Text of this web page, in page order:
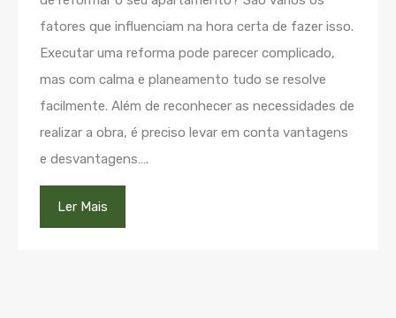
fatores que influenciam na hora certa de fazer isso.
Executar uma reforma pode parecer complicado,
mas com calma e planeamento tudo se resolve
facilmente. Além de reconhecer as necessidades de
realizar a obra, é preciso levar em conta vantagens
e desvantagens….
Ler Mais